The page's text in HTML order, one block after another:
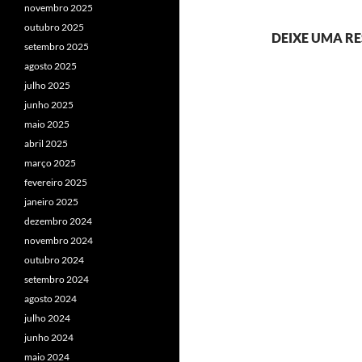
DEIXE UMA
novembro 2025
outubro 2025
setembro 2025
agosto 2025
julho 2025
junho 2025
maio 2025
abril 2025
março 2025
fevereiro 2025
janeiro 2025
dezembro 2024
novembro 2024
outubro 2024
setembro 2024
agosto 2024
julho 2024
junho 2024
maio 2024